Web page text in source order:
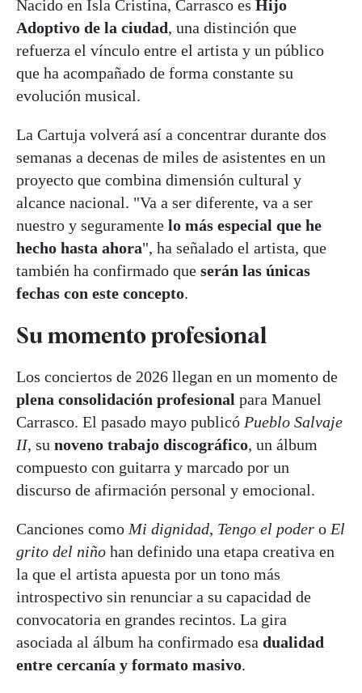
Nacido en Isla Cristina, Carrasco es Hijo
Adoptivo de la ciudad, una distinción que
refuerza el vínculo entre el artista y un público
que ha acompañado de forma constante su
evolución musical.
La Cartuja volverá así a concentrar durante dos
semanas a decenas de miles de asistentes en un
proyecto que combina dimensión cultural y
alcance nacional. "Va a ser diferente, va a ser
nuestro y seguramente lo más especial que he
hecho hasta ahora", ha señalado el artista, que
también ha confirmado que serán las únicas
fechas con este concepto.
Su momento profesional
Los conciertos de 2026 llegan en un momento de
plena consolidación profesional para Manuel
Carrasco. El pasado mayo publicó Pueblo Salvaje
II, su noveno trabajo discográfico, un álbum
compuesto con guitarra y marcado por un
discurso de afirmación personal y emocional.
Canciones como Mi dignidad, Tengo el poder o El
grito del niño han definido una etapa creativa en
la que el artista apuesta por un tono más
introspectivo sin renunciar a su capacidad de
convocatoria en grandes recintos. La gira
asociada al álbum ha confirmado esa dualidad
entre cercanía y formato masivo.